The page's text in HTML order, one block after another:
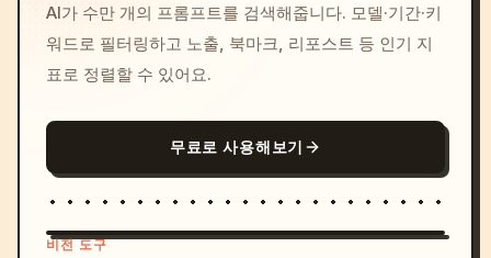
AI가 수만 개의 프롬프트를 검색해줍니다. 모델·기간·키
워드로 필터링하고 노출, 북마크, 리포스트 등 인기 지
표로 정렬할 수 있어요.
무료로 사용해보기
비전 도구